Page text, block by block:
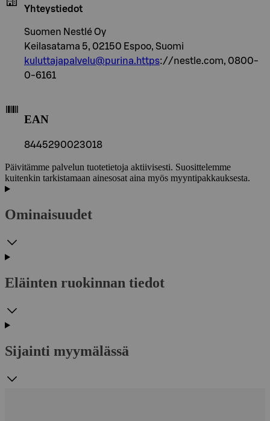
Yhteystiedot
Suomen Nestlé Oy
Keilasatama 5, 02150 Espoo, Suomi
kuluttajapalvelu@purina.https://nestle.com, 0800-
0-6161
EAN
8445290023018
Päivitämme palvelun tuotetietoja aktiivisesti. Suosittelemme
kuitenkin tarkistamaan ainesosat aina myös myyntipakkauksesta.
Ominaisuudet
Eläinten ruokinnan tiedot
Sijainti myymälässä